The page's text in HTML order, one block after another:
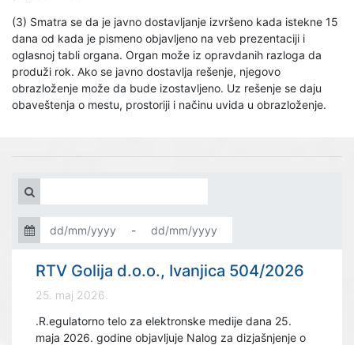
(3) Smatra se da je javno dostavljanje izvršeno kada istekne 15
dana od kada je pismeno objavljeno na veb prezentaciji i
oglasnoj tabli organa. Organ može iz opravdanih razloga da
produži rok. Ako se javno dostavlja rešenje, njegovo
obrazloženje može da bude izostavljeno. Uz rešenje se daju
obaveštenja o mestu, prostoriji i načinu uvida u obrazloženje.
-
RTV Golija d.o.o., Ivanjica 504/2026
25. maj 2026.
.R.egulatorno telo za elektronske medije dana 25.
maja 2026. godine objavljuje Nalog za dizjašnjenje o